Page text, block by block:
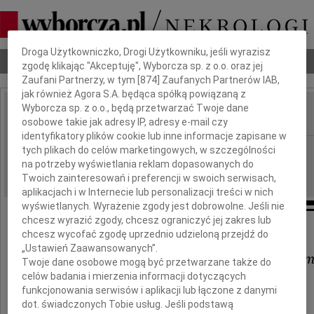
Nekrologi Odeszli Poradnik pogrzebowy
IMIĘ I NAZWISKO:
REGION: Białystok
DATA EMISJI: 25.06.2021
Wyrazy szczerego współczucia
Państwu Renacie i Kazimierzowi
oraz Pani Urszuli Sokół
Dbamy o Twoją prywatność
Droga Użytkowniczko, Drogi Użytkowniku, jeśli wyrazisz
zgodę klikając "Akceptuję", Wyborcza sp. z o.o. oraz jej
Zaufani Partnerzy, w tym [874 ] Zaufanych Partnerów IAB,
jak również Agora S.A. będąca spółką powiązaną z
Wyborcza sp. z o.o., będą przetwarzać Twoje dane
osobowe takie jak adresy IP, adresy e-mail czy
identyfikatory plików cookie lub inne informacje zapisane w
tych plikach do celów marketingowych, w szczególności
na potrzeby wyświetlania reklam dopasowanych do
Twoich zainteresowań i preferencji w swoich serwisach,
aplikacjach i w Internecie lub personalizacji treści w nich
wyświetlanych. Wyrażenie zgody jest dobrowolne. Jeśli nie
chcesz wyrazić zgody, chcesz ograniczyć jej zakres lub
chcesz wycofać zgodę uprzednio udzieloną przejdź do
„Ustawień Zaawansowanych”.
Twoje dane osobowe mogą być przetwarzane także do
celów badania i mierzenia informacji dotyczących
funkcjonowania serwisów i aplikacji lub łączone z danymi
dot. świadczonych Tobie usług. Jeśli podstawą